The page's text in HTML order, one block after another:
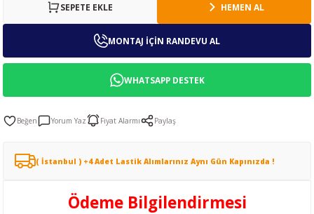
SEPETE EKLE HEMEN AL
MONTAJ İÇİN RANDEVU AL
WHATSAPP DESTEK
Yorum Yaz Fiyat Alarmı Paylaş
( İstanbul ) +4 Adet Lastik Alımlarınız Aynı Gün Kapınızda !
Ödeme Bilgilendirmesi